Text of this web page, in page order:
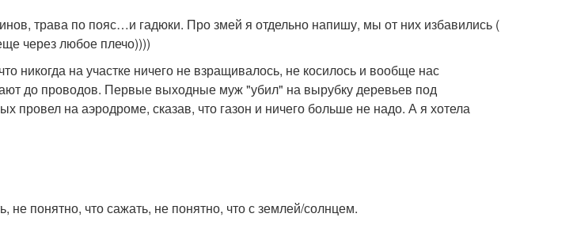
трава по пояс…и гадюки. Про змей я отдельно напишу, мы от них избавились (
через любое плечо))))
никогда на участке ничего не взращивалось, не косилось и вообще нас
до проводов. Первые выходные муж "убил" на вырубку деревьев под
провел на аэродроме, сказав, что газон и ничего больше не надо. А я хотела
не понятно, что сажать, не понятно, что с землей/солнцем.